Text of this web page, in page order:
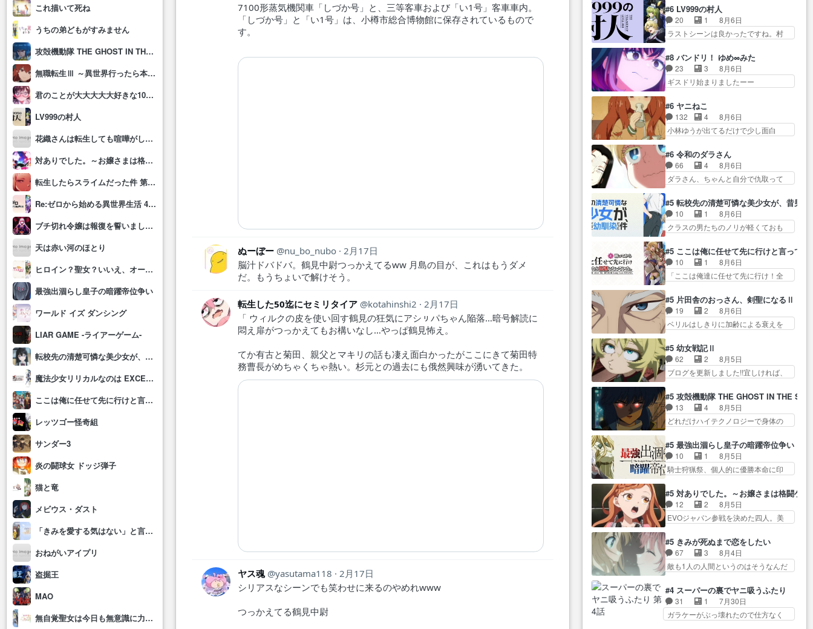
これ描いて死ね
うちの弟どもがすみません
攻殻機動隊 THE GHOST IN THE SHELL
無職転生Ⅲ ～異世界行ったら本気だす～
君のことが大大大大大好きな100人の彼女(第3期)
LV999の村人
花織さんは転生しても喧嘩がしたい
対ありでした。～お嬢さまは格闘ゲームなんてしない～
転生したらスライムだった件 第4期
Re:ゼロから始める異世界生活 4th season
ブチ切れ令嬢は報復を誓いました。 ～魔導書の力で祖国を叩き潰します～
天は赤い河のほとり
ヒロイン？聖女？いいえ、オールワークスメイドです(誇)！
最強出涸らし皇子の暗躍帝位争い
ワールド イズ ダンシング
LIAR GAME -ライアーゲーム-
転校先の清楚可憐な美少女が、昔男子と思って一緒に遊んだ幼馴染だった件
魔法少女リリカルなのは EXCEEDS Gun Blaze Vengeance
ここは俺に任せて先に行けと言ってから10年がたったら伝説になっていた。
レッツゴー怪奇組
サンダー3
炎の闘球女 ドッジ弾子
猫と竜
メビウス・ダスト
「きみを愛する気はない」と言った次期公爵様がなぜか溺愛してきます
おねがいアイプリ
盗掘王
MAO
無自覚聖女は今日も無意識に力を垂れ流す
7100形蒸気機関車「しづか号」と、三等客車および「い1号」客車車内。
「しづか号」と「い1号」は、小樽市総合博物館に保存されているもので
す。
ぬーぼー nu_bo_nubo
2月17日
脳汁ドバドバ。鶴見中尉つっかえてるww 月島の目が、これはもうダメ
だ。もうちょいで解けそう。
転生した50迄にセミリタイア kotahinshi2
2月17日
「 ウィルクの皮を使い回す鶴見の狂気にアシㇼパちゃん陥落…暗号解読に
悶え扉がつっかえてもお構いなし…やっぱ鶴見怖え。
てか有古と菊田、親父とマキリの話も凄え面白かったがここにきて菊田特
務曹長がめちゃくちゃ熱い。杉元との過去にも俄然興味が湧いてきた。
ヤス魂 yasutama118
2月17日
シリアスなシーンでも笑わせに来るのやめれwww
つっかえてる鶴見中尉
ダムに来た黒絵た… ライリーが
好きだったクズ男ハルゴンが懲
ら… メイクでちょっと勇気出て
る黒絵ちゃん可愛…
前半の霊カモみたいになってるよねw
ジェッ… 今回はいつもと違って
霊が大人しいなと思っ… 最後に
お… 交通系悪霊除霊ツアー編！
どっちが悪かよく… よく見ない
と気付けない2つのエピソードに…
が同人誌即売会の… 買ってもら
えた最初の一冊お客にプロポー
ズ… 遅れて5話，コミティア前哨
戦ですが，ここ… 「同情は創作
す… 東京で開かれる即売会に行
って自分たちの本… 一冊売る事
の苦労と喜びを知る手島先生が
ー編集さん。同… 自分の妄想を
買ってくれる人がいるという
も… 初めて自分の漫画が売れた
時の感動、懐かし…
#6 LV999の村人
20 1
8月6日
ラストシーンは良かったですね。村
鬼モードフィンガーシリ… アリ
スと10年後に結婚の約束をした鏡ず
っ… カジノスタッフ募集するも
集まらない更に追… 王命でクル
ビ… 最強の村人・鏡との出会い
で少しは変わった… やはり何か
悲しい過去がありそうな。鏡の
深そうやね姫を舐… 新キャラが
登場早々変態扱いされてる件。
タ… まだまだお元気そうなお声
で……不意打ち過…
#8 バンドリ！ ゆめ∞みた
23 3
8月6日
ギスドリ始まりましたーー
めっちゃ情緒不安定になってて
怖… 超回復を見守っていかない
と、ですね！！み… 開幕聞き取
りスタッフに定治いなかった？
節介だったりする… ビオラの立
ち回り害悪すぎるお近づきの印
が… ・律っちゃん明るくなった
た一難、律がビオラの呪縛か
ら… 「私はあなたが嫌いなんで
す」「バンドやめ… 何が起きて
いるのか！？次週、みゅーたいぷ…
#6 ヤニねこ
132 4
8月6日
小林ゆうが出てるだけで少し面白
◯◯◯される強制百合を期待
し… ヒグマドンってなんな
ん！？人見知りっぽい… なんな
ら下ネタ0じゃなかったかこんな回
イルドな回だった… 今回はだい
ぶある程度抑えてる？w感じな
気… アルねこ、そうはならんや
生きていたゴキブリ死んでる
GP… アルねこ危険ですよね。健
康的な面で··江… 酔い潰れ行き着
いた江ノ島で、朝日を眺めな…
#6 令和のダラさん
66 4
8月6日
ダラさん、ちゃんと自分で仇取って
じゃないのよケロロじゃ… ロボ
ットに憧れてビーム撃ちたいと…そ
うい… 余りにも凄惨なダラさん
の過去ダラさんの６… 過去編は
い… ガンガガン♪薫がなんかしっ
かり歌ってロマ… 姉巫女の誤
算、クソみたいな嫉妬の末路よ。
ン言うてないで… このアニメは
どこに行くのだろう、面白す
ぎ… 姉のした事はただ単に一族
を絶滅させただけ…
#5 転校先の清楚可憐な美少女が、昔男
10 1
8月6日
クラスの男たちのノリが軽くておも
いを拗らせているタイプ… みな
もちゃんが透けブラしててびっくり
して… レベルのキャラが登場。
相変わらず顔や体の… 隼人が春
じ… 第５話をU-NEXTで視聴しま
した。視聴… ラブコメで天然ジ
ゴロというかナチュラルヒ… み
不安に… 無理なダイエットは禁
物だけど、なかなか結… 「これ
からもお手入れ、がんばりゅ」あり
が…
#5 ここは俺に任せて先に行けと言って
10 1
8月6日
「ここは俺達に任せて先に行け！全
ロックが今、2人にあと… 木下鈴
奈（@0suzuna0）が【マリー…
村ごと乗っ取られてたら流石に気付
かないか… 《漫画版少し読んだ
クは敵に容赦無くブスっといくから
気持… 勇者パーティー再結成し
て先にいけで激アツ… 爆縮、幻
な… ねぇ猫耳ガール、敵の根城
に乗り込む事を同… 世もや替え
が利くと復活Pとは？！もう来週…
#5 片田舎のおっさん、剣聖になるⅡ
19 2
8月6日
ベリルはしきりに加齢による衰えを
ていた限界を超えて命の… いい
んじゃないですか。魔物の群を発見
した… アマプラにて視聴終わ
り！サーベルボア討伐… を言い
り… 先生としてのベリルが好き
だけど、今回みた… 4人だけでサ
ーベルボアを狩りに行く。野
が暴れてると聞い… ちょっと年
齢の事を言いすぎとゆーか言い
訳… ベリルの母もやはり只者じ
ゃなかったかベリ…
#5 幼女戦記Ⅱ
62 2
8月5日
ブログを更新しました!!宜しければ、
選んだゼートゥーア… ゼートゥ
ーアの唯一の手駒が強すぎる笑あ
お… 私にとって完全にご褒美回
ゼー様の葉巻シー… やはりター
が… “貧乏籤百連無料ガチャ”100
連でも1回… 2期入ってから地味
だよね。ただでさえ幼女… 「餌
葉に… ゼートゥーア左遷によっ
て参謀本部の連携が… 緊張感あ
る戦闘描写とギャグ今週の『有能
な…
#5 攻殻機動隊 THE GHOST IN THE
13 4
8月5日
どれだけハイテクノロジーで身体の
なるかと思った回想シー… フチ
コマだいぶ理性持ち始めた。この世
界の… 原作読んだのもう何年も
前なのに、覚えてる… コイルの
導… やまとん1号はどこの部分で
使うのだろう？… 日本とロシア
が絡む政治の話かつ色々な用
しまし… 前回同様『イノセン
ス』を含む押井・神山版… 第５
話「EPISODEラストの母親の気持…
#5 最強出涸らし皇子の暗躍帝位争い
10 1
8月5日
騎士狩猟祭、個人的に優勝本命に印
のが面倒な時は古代魔法… エル
ナがチートすぎる笑アルは最初から
自分… プラネット・ウィズ展開
アツいな「騎士狩猟… 麦茶どこ
ぐ… 第５話をABEMAで視聴しま
した。視聴に… 復讐に燃える吸
血鬼兄弟の弟ですいいキャラ…
皇帝… ウサギ好きそうな王女殿
下がかわいい。幼馴… ついに始
まった狩猟祭。エルナの活躍で上
位…
#5 対ありでした。～お嬢さまは格闘ゲ
12 2
8月5日
EVOジャパン参戦を決めた四人。美
いと思ってた(無くて… 見た目は
気品溢れてるのに中身は…美緒マ
マ… テーマ：格ゲー大会に行く
には？感想は、美… 大会を前に
本… 東京で開催される格ゲー大
会に参加すること… Japanに向け
て外泊届にサインをもらっ… 長
#5 きみが死ぬまで恋をしたい
67 3
8月4日
敵も1人の人間というのはそうなんだ
どういう意味だろうな… ミミを
人間に戻して欲しいでも自分達が代
わ… ご視聴ありがとうございま
した見るたびに切… 誰かと思っ
#4 スーパーの裏でヤニ吸うふたり
31 1
7月30日
ガラケーがぶっ壊れたので仕方なく